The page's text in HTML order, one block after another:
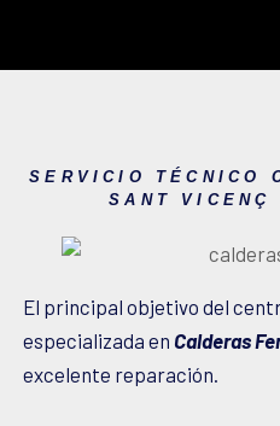
SERVICIO TÉCNICO
SANT VICENÇ
El principal objetivo del
especializada en Calderas
excelente reparación.